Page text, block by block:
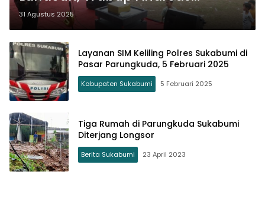
Tekankan Peningkatan
Pelayanan Publik
31 Agustus 2025
Layanan SIM Keliling Polres Sukabumi di
Pasar Parungkuda, 5 Februari 2025
Kabupaten Sukabumi 5 Februari 2025
Tiga Rumah di Parungkuda Sukabumi
Diterjang Longsor
Berita Sukabumi 23 April 2023